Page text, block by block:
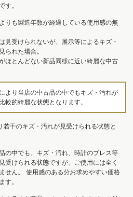
す。
りも製造年数が経過している使用感の無
見受けられないが、展示等によるキズ・
られた場合。
ほとんどない新品同様に近い綺麗な中古
より当店の中古品の中でもキズ・汚れが
較的綺麗な状態となります。
若干のキズ・汚れが見受けられる状態と
の中でも、キズ・汚れ、時計のブレス等
受けられる状態ですが、ご使用には全く
せん。 使用感のある分お求めやすい価格
す。